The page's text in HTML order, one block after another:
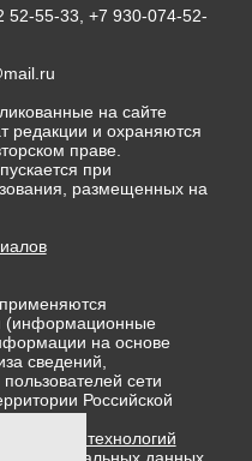
52-55-33, +7 930-074-52-
на сайте
редакции и охраняются
праве.
при
размещенных на
(информационные
на основе
сведений,
сети
Российской
технологий